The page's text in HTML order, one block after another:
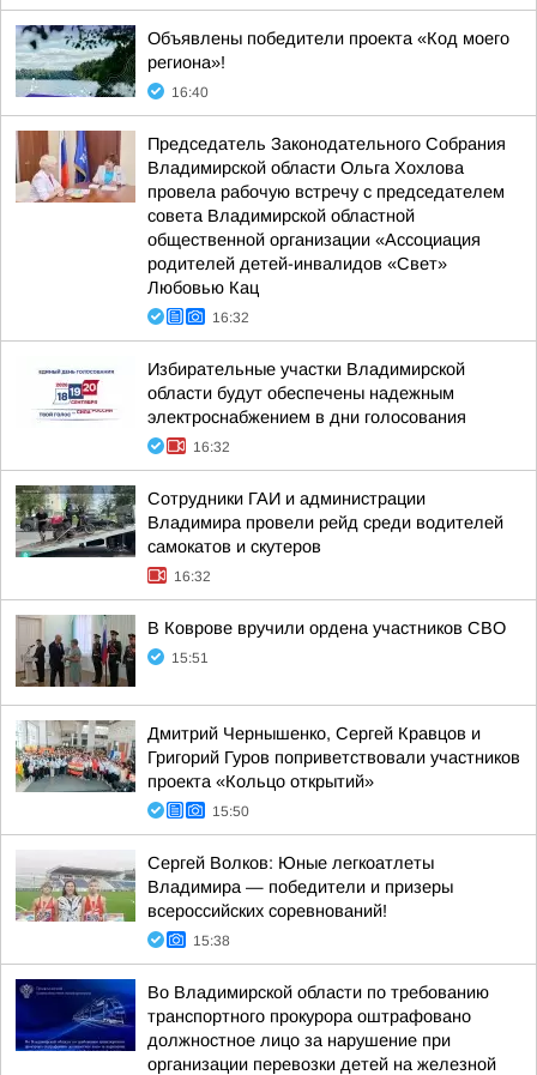
Объявлены победители проекта «Код моего
региона»!
16:40
Председатель Законодательного Собрания
Владимирской области Ольга Хохлова
провела рабочую встречу с председателем
совета Владимирской областной
общественной организации «Ассоциация
родителей детей-инвалидов «Свет»
Любовью Кац
16:32
Избирательные участки Владимирской
области будут обеспечены надежным
электроснабжением в дни голосования
16:32
Сотрудники ГАИ и администрации
Владимира провели рейд среди водителей
самокатов и скутеров
16:32
В Коврове вручили ордена участников СВО
15:51
Дмитрий Чернышенко, Сергей Кравцов и
Григорий Гуров поприветствовали участников
проекта «Кольцо открытий»
15:50
Сергей Волков: Юные легкоатлеты
Владимира — победители и призеры
всероссийских соревнований!
15:38
Во Владимирской области по требованию
транспортного прокурора оштрафовано
должностное лицо за нарушение при
организации перевозки детей на железной